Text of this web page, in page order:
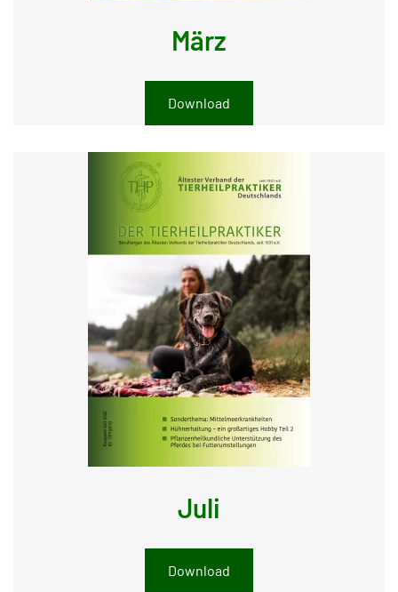
März
Download
Juli
Download